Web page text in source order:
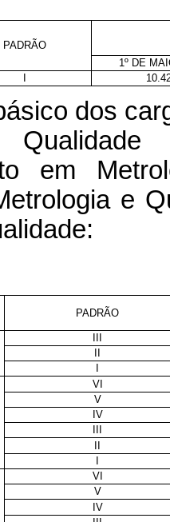
PADRÃO
1º DE
dos
em
e
PADRÃO
VI
V
IV
VI
V
IV